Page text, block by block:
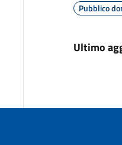
Pubblico
Ultimo